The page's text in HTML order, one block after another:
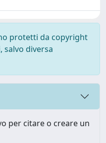
protetti da copyright
diversa
per citare o creare un